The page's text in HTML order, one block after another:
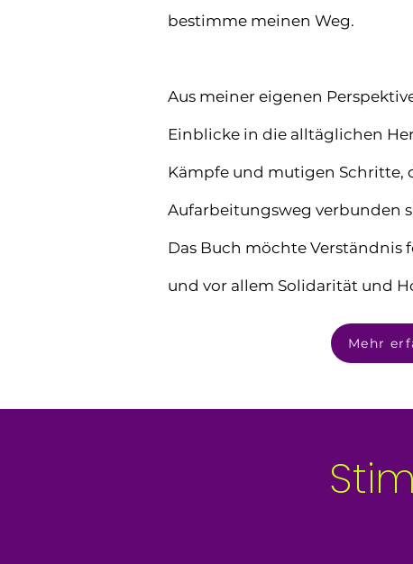
bestimme meinen Weg.
Aus meiner eigenen
Einblicke in die alltäglichen
Kämpfe und mutigen Schritte,
Aufarbeitungsweg verbunden
Das Buch möchte
und vor allem Solidarität und
Mehr